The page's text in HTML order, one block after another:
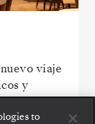
viaje
y
que
viaje.
to